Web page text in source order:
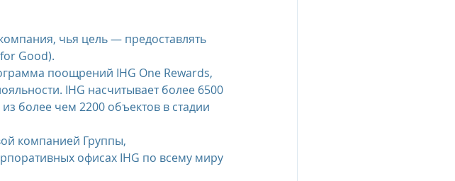
чья цель — предоставлять
Good).
поощрений IHG One Rewards,
IHG насчитывает более 6500
более чем 2200 объектов в стадии
компанией Группы,
офисах IHG по всему миру